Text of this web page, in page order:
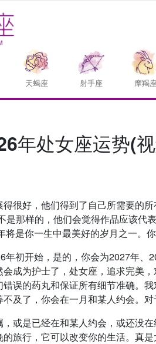
天蝎座 射手座 摩羯
年处女座运势(
得很好，他们得到了自己所需要的
是那样的，他们会觉得作品应该
将是你一生中最美好的岁月之一。
年初开始，是的，你会为2027年
成为护士了，处女座，追求完美
误的药丸和保证所有细节准确。
及了，你会在一月和某人约会。
或是已经在和某人约会，或还没
旅行，它可以改变你的生活。真